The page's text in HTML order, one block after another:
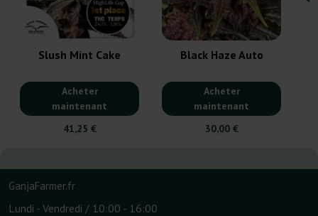
Slush Mint Cake
Acheter
maintenant
41,25 €
Black Haze Auto
Acheter
maintenant
30,00 €
GanjaFarmer.fr
Lundi - Vendredi / 10:00 - 16:00